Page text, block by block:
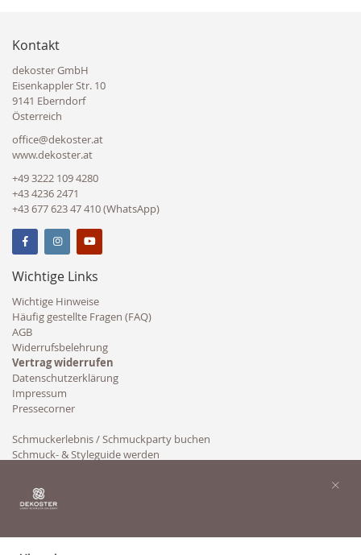
Kontakt
dekoster GmbH
Eisenkappler Str. 10
9141 Eberndorf
Österreich
office@dekoster.at
www.dekoster.at
+49 3222 109 4280
+43 4236 2471
+43 677 623 47 410 (WhatsApp)
Wichtige Links
Wichtige Hinweise
Häufig gestellte Fragen (FAQ)
AGB
Widerrufsbelehrung
Vertrag widerrufen
Datenschutzerklärung
Impressum
Pressecorner
Schmuckerlebnis / Schmuckparty buchen
Schmuck- & Styleguide werden
×